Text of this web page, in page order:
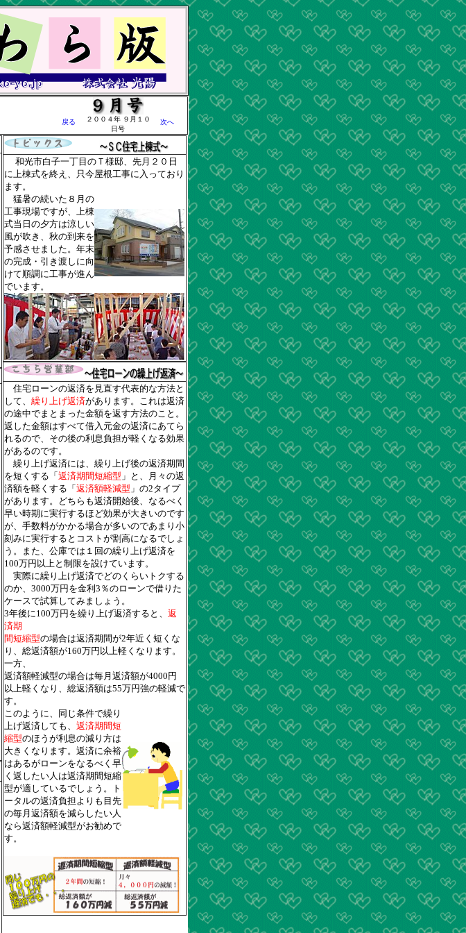
戻る
２００４年 ９月１０
日号
次へ
和光市白子一丁目のＴ様邸、先月２０日
に上棟式を終え、只今屋根工事に入っており
ます。
猛暑の続いた８月の
工事現場ですが、上棟
式当日の夕方は涼しい
風が吹き、秋の到来を
予感させました。年末
の完成・引き渡しに向
けて順調に工事が進ん
でいます。
住宅ローンの返済を見直す代表的な方法と
して、 繰り上げ返済があります。これは返済
の途中でまとまった金額を返す方法のこと。
返した金額はすべて借入元金の返済にあてら
れるので、その後の利息負担が軽くなる効果
があるのです。
繰り上げ返済には、繰り上げ後の返済期間
を短くする「 返済期間短縮型 」と、月々の返
済額を軽くする「 返済額軽減型 」の2タイプ
があります。どちらも返済開始後、なるべく
早い時期に実行するほど効果が大きいのです
が、手数料がかかる場合が多いのであまり小
刻みに実行するとコストが割高になるでしょ
う。また、公庫では１回の繰り上げ返済を
100万円以上と制限を設けています。
実際に繰り上げ返済でどのくらいトクする
のか、3000万円を金利3％のローンで借りた
ケースで試算してみましょう。
3年後に100万円を繰り上げ返済すると、 返
済期
間短縮型の場合は返済期間が2年近く短くな
り、総返済額が160万円以上軽くなります。
一方、
返済額軽減型の場合は毎月返済額が4000円
以上軽くなり、総返済額は55万円強の軽減で
す。
このように、同じ条件で繰り
上げ返済しても、 返済期間短
縮型のほうが利息の減り方は
大きくなります。返済に余裕
はあるがローンをなるべく早
く返したい人は返済期間短縮
型が適しているでしょう。ト
ータルの返済負担よりも目先
の毎月返済額を減らしたい人
なら返済額軽減型がお勧めで
す。